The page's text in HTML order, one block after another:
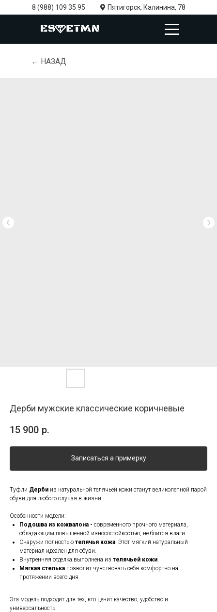
8 (988) 109 35 95 Пятигорск, Калинина, 78
← НАЗАД
Дерби мужские классические коричневые
15 900 р.
Записаться а примерку
Туфли Дерби из натуральной телячьей кожи станут великолепной парой
обуви для любого случая в жизни.
Особенности модели:
Подошва из кожвалона - современного прочного материала,
обладающим повышенной износостойкостью, не боится влаги.
Снаружи полностью телячья кожа . Этот мягкий натуральный
материал идеален для обуви.
Внутренняя отделка выполнена из телячьей кожи
Мягкая стелька позволит чувствовать себя комфортно на
протяжении всего дня.
Эта модель подходит для тех, кто ценит качество, удобство и
универсальность.